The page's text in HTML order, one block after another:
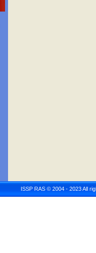
ISSP RAS © 2004 - 2023 All